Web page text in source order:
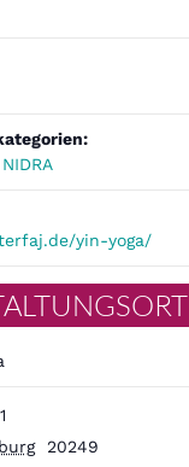
yin-yoga/
20249